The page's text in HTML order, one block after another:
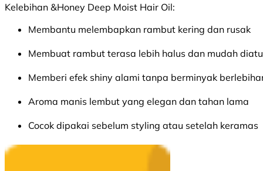
Kelebihan &Honey Deep Moist Hair Oil:
Membantu melembapkan rambut kering dan rusak
Membuat rambut terasa lebih halus dan mudah
Memberi efek shiny alami tanpa berminyak
Aroma manis lembut yang elegan dan tahan lama
Cocok dipakai sebelum styling atau setelah keramas